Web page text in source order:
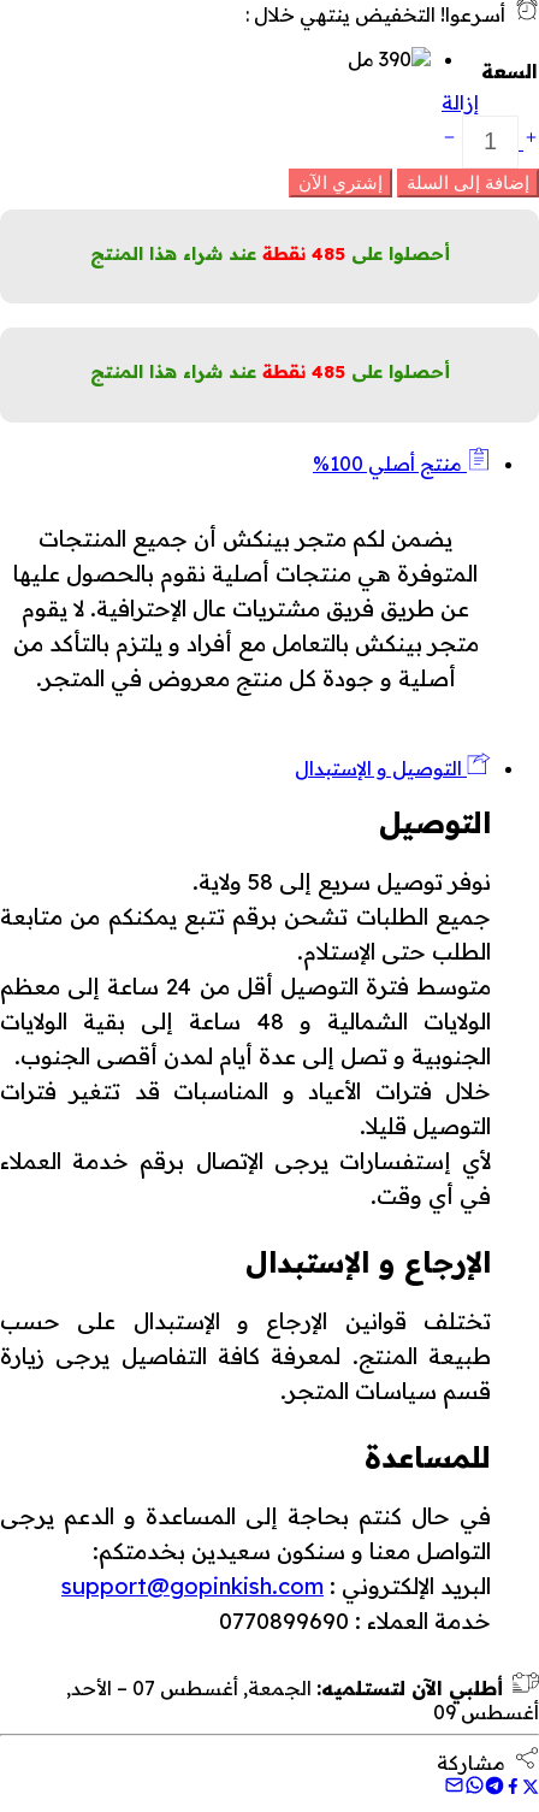
أسرعوا! التخفيض ينتهي خلال :
السعة
إزالة
مضاد
للقشرة
للشعر
إضافة إلى السلة إشتري الآن
أحصلوا على485 نقطة عند شراء هذا المنتج
أحصلوا على485 نقطة عند شراء هذا المنتج
منتج أصلي 100%
يضمن لكم متجر بينكش أن جميع المنتجات
المتوفرة هي منتجات أصلية نقوم بالحصول عليها
عن طريق فريق مشتريات عال الإحترافية. لا يقوم
متجر بينكش بالتعامل مع أفراد و يلتزم بالتأكد من
أصلية و جودة كل منتج معروض في المتجر.
التوصيل و الإستبدال
التوصيل
نوفر توصيل سريع إلى 58 ولاية.
جميع الطلبات تشحن برقم تتبع يمكنكم من متابعة
الطلب حتى الإستلام.
متوسط فترة التوصيل أقل من 24 ساعة إلى معظم
الولايات الشمالية و 48 ساعة إلى بقية الولايات
الجنوبية و تصل إلى عدة أيام لمدن أقصى الجنوب.
خلال فترات الأعياد و المناسبات قد تتغير فترات
التوصيل قليلا.
لأي إستفسارات يرجى الإتصال برقم خدمة العملاء
في أي وقت.
الإرجاع و الإستبدال
تختلف قوانين الإرجاع و الإستبدال على حسب
طبيعة المنتج. لمعرفة كافة التفاصيل يرجى زيارة
قسم سياسات المتجر.
للمساعدة
في حال كنتم بحاجة إلى المساعدة و الدعم يرجى
التواصل معنا و سنكون سعيدين بخدمتكم:
البريد الإلكتروني : support@gopinkish.com
خدمة العملاء : 0770899690
أطلبي الآن لتستلميه:
الجمعة, أغسطس 07 – الأحد,
أغسطس 09
مشاركة